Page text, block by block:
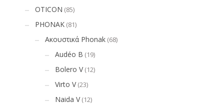
OTICON (85)
PHONAK (81)
Ακουστικά Phonak (68)
Audéo Β (19)
Bolero V (12)
Virto V (23)
Naida V (12)